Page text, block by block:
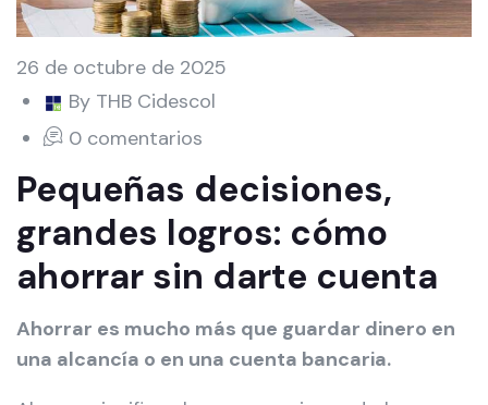
26 de octubre de 2025
By THB Cidescol
0 comentarios
Pequeñas decisiones,
grandes logros: cómo
ahorrar sin darte cuenta
Ahorrar es mucho más que guardar dinero en
una alcancía o en una cuenta bancaria.